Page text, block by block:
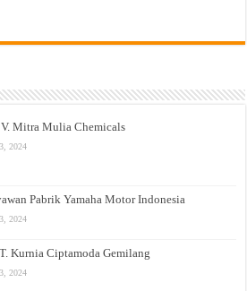
Mitra Mulia Chemicals
2024
Pabrik Yamaha Motor Indonesia
2024
Kurnia Ciptamoda Gemilang
2024